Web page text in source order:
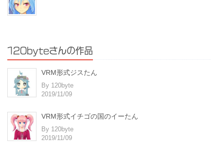
120byteさんの作品
VRM形式ジスたん
By 120byte
2019/11/09
VRM形式イチゴの国のイーたん
By 120byte
2019/11/09